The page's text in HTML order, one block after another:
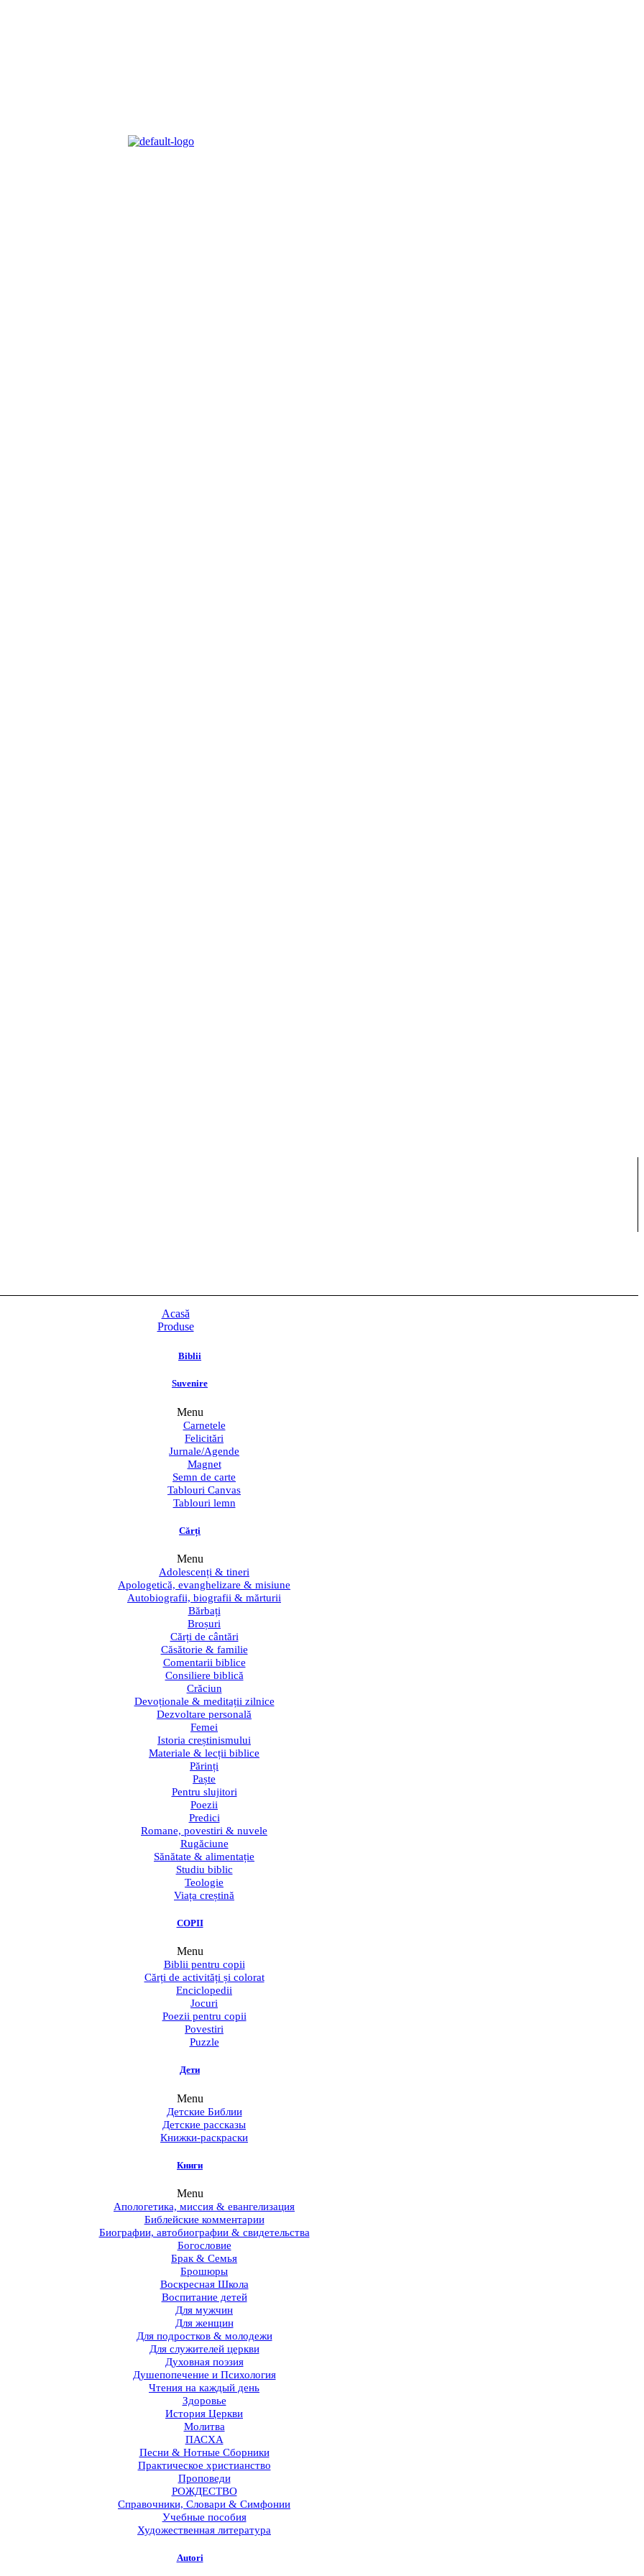
Acasă
Produse
Biblii
Suvenire
Menu
Carnetele
Felicitări
Jurnale/Agende
Magnet
Semn de carte
Tablouri Canvas
Tablouri lemn
Cărți
Menu
Adolescenți & tineri
Apologetică, evanghelizare & misiune
Autobiografii, biografii & mărturii
Bărbați
Broșuri
Cărți de cântări
Căsătorie & familie
Comentarii biblice
Consiliere biblică
Crăciun
Devoționale & meditații zilnice
Dezvoltare personală
Femei
Istoria creștinismului
Materiale & lecții biblice
Părinți
Paște
Pentru slujitori
Poezii
Predici
Romane, povestiri & nuvele
Rugăciune
Sănătate & alimentație
Studiu biblic
Teologie
Viața creștină
COPII
Menu
Biblii pentru copii
Cărți de activități și colorat
Enciclopedii
Jocuri
Poezii pentru copii
Povestiri
Puzzle
Дети
Menu
Детские Библии
Детские рассказы
Книжки-раскраски
Книги
Menu
Апологетика, миссия & евангелизация
Библейские комментарии
Биографии, автобиографии & свидетельства
Богословие
Брак & Семья
Брошюры
Воскресная Школа
Воспитание детей
Для мужчин
Для женщин
Для подростков & молодежи
Для служителей церкви
Духовная поэзия
Душепопечение и Психология
Чтения на каждый день
Здоровье
История Церкви
Молитва
ПАСХА
Песни & Нотные Сборники
Практическое христианство
Проповеди
РОЖДЕСТВО
Справочники, Словари & Симфонии
Учебные пособия
Художественная литература
Autori